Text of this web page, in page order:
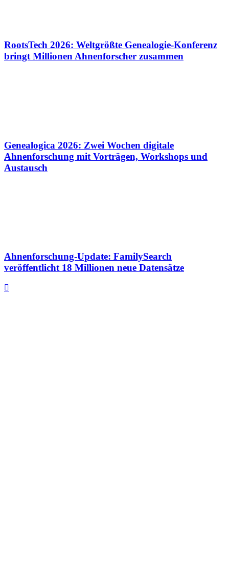
RootsTech 2026: Weltgrößte Genealogie-Konferenz
bringt Millionen Ahnenforscher zusammen
Genealogica 2026: Zwei Wochen digitale
Ahnenforschung mit Vorträgen, Workshops und
Austausch
Ahnenforschung-Update: FamilySearch
veröffentlicht 18 Millionen neue Datensätze